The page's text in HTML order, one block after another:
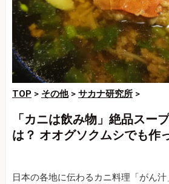
TOP > その他> サカナ研究所 >
「カニは飲み物」絶品スー
は？ オオグソクムシでも作
日本の各地に伝わるカニ料理「がん